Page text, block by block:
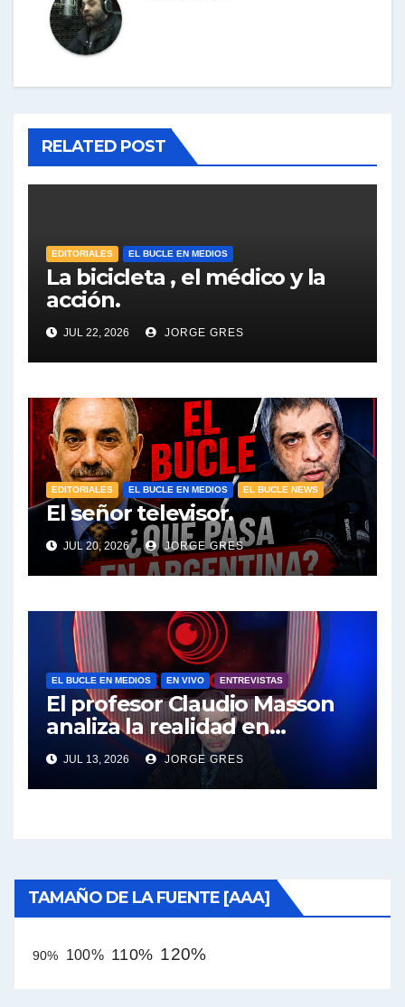
RELATED POST
EDITORIALES EL BUCLE EN MEDIOS
La bicicleta , el médico y la
acción.
JUL 22, 2026 JORGE GRES
EDITORIALES EL BUCLE EN MEDIOS EL BUCLE NEWS
El señor televisor.
JUL 20, 2026 JORGE GRES
EL BUCLE EN MEDIOS EN VIVO ENTREVISTAS
El profesor Claudio Masson
analiza la realidad en
términos políticos e
intelectuales
JUL 13, 2026 JORGE GRES
TAMAÑO DE LA FUENTE [AAA]
90% 100% 110% 120%